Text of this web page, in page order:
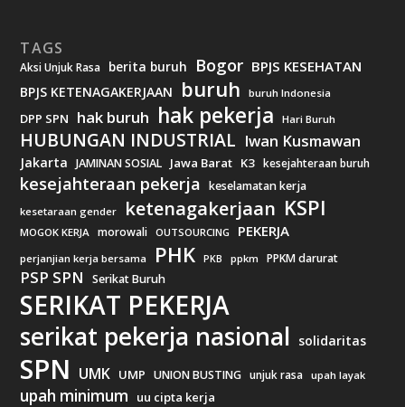
TAGS
Aksi Unjuk Rasa berita buruh Bogor BPJS KESEHATAN
BPJS KETENAGAKERJAAN buruh buruh Indonesia
DPP SPN hak buruh hak pekerja Hari Buruh
HUBUNGAN INDUSTRIAL Iwan Kusmawan
Jakarta JAMINAN SOSIAL Jawa Barat K3 kesejahteraan buruh
kesejahteraan pekerja keselamatan kerja
kesetaraan gender ketenagakerjaan KSPI
MOGOK KERJA morowali OUTSOURCING PEKERJA
perjanjian kerja bersama PHK PKB ppkm PPKM darurat
PSP SPN Serikat Buruh
SERIKAT PEKERJA
serikat pekerja nasional solidaritas
SPN UMK UMP UNION BUSTING unjuk rasa upah layak
upah minimum uu cipta kerja